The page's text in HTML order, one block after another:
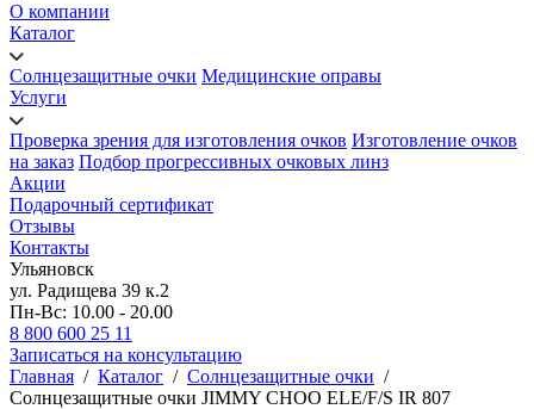
О компании
Каталог
Солнцезащитные очки Медицинские оправы
Услуги
Проверка зрения для изготовления очков Изготовление очков
на заказ Подбор прогрессивных очковых линз
Акции
Подарочный сертификат
Отзывы
Контакты
Ульяновск
ул. Радищева 39 к.2
Пн-Вс: 10.00 - 20.00
8 800 600 25 11
Записаться на консультацию
Главная / Каталог / Солнцезащитные очки /
Солнцезащитные очки JIMMY CHOO ELE/F/S IR 807